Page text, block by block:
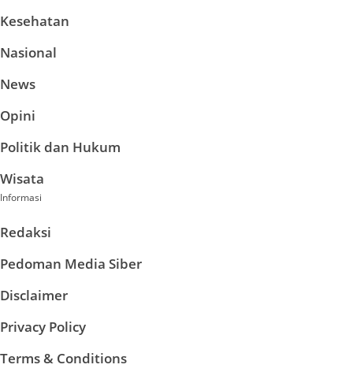
Kesehatan
Nasional
News
Opini
Politik dan Hukum
Wisata
Informasi
Redaksi
Pedoman Media Siber
Disclaimer
Privacy Policy
Terms & Conditions